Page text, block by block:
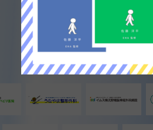
介護・医療業界の累計導入数
数名から100名超まで
ご利用頂いてお